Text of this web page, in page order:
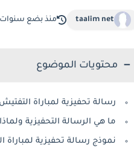
taalim net منذ بضع سنوات
محتويات الموضوع
رسالة تحفيزية لمباراة التفتيش 2025: نموذج جاهز وأهم النصائح لكتابة رسالة فعالة
ما هي الرسالة التحفيزية ولماذا
نموذج رسالة تحفيزية لمباراة